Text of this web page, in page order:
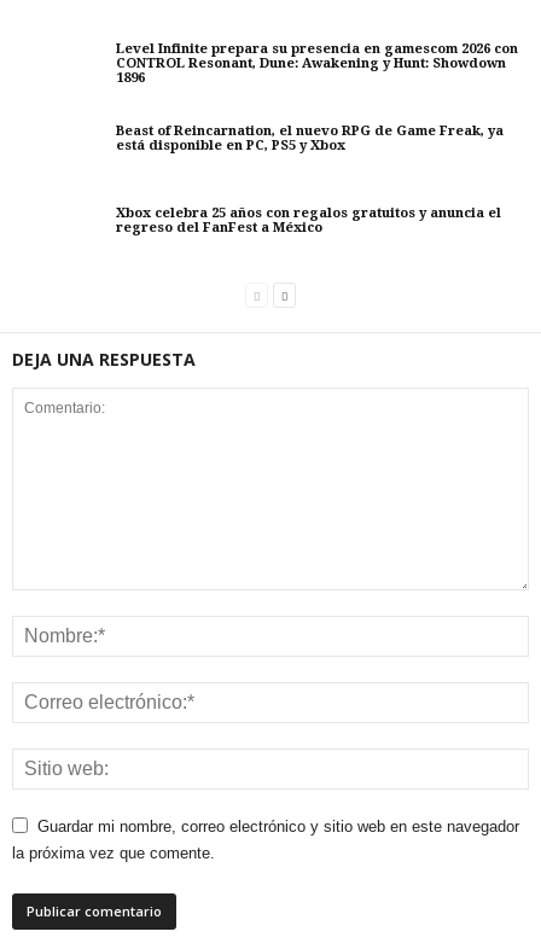
Level Infinite prepara su presencia en gamescom 2026 con
CONTROL Resonant, Dune: Awakening y Hunt: Showdown
1896
Beast of Reincarnation, el nuevo RPG de Game Freak, ya
está disponible en PC, PS5 y Xbox
Xbox celebra 25 años con regalos gratuitos y anuncia el
regreso del FanFest a México
DEJA UNA RESPUESTA
Guardar mi nombre, correo electrónico y sitio web en este navegador
la próxima vez que comente.